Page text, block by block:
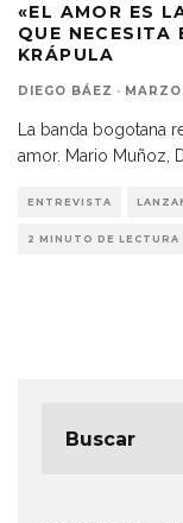
«EL AMOR ES
QUE NECESITA
KRÁPULA
DIEGO BÁEZ ·
La banda bogotana
amor. Mario Muñoz,
ENTREVISTA
2 MINUTO DE LECTURA